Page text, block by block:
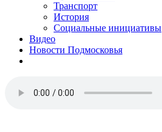
Транспорт
История
Социальные инициативы
Видео
Новости Подмосковья